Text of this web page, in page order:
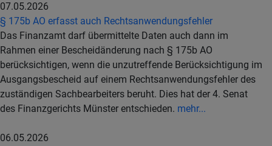
07.05.2026
§ 175b AO erfasst auch Rechtsanwendungsfehler
Das Finanzamt darf übermittelte Daten auch dann im
Rahmen einer Bescheidänderung nach § 175b AO
berücksichtigen, wenn die unzutreffende Berücksichtigung im
Ausgangsbescheid auf einem Rechtsanwendungsfehler des
zuständigen Sachbearbeiters beruht. Dies hat der 4. Senat
des Finanzgerichts Münster entschieden. mehr...
06.05.2026